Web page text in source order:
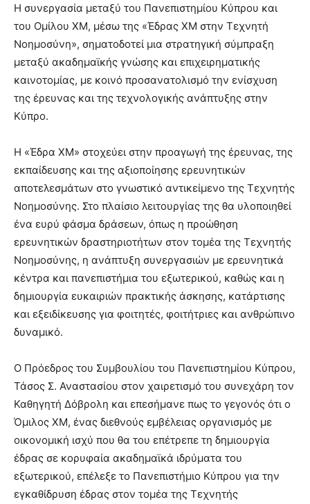
Η συνεργασία μεταξύ του Πανεπιστημίου Κύπρου και
του Ομίλου XM, μέσω της «Έδρας ΧΜ στην Τεχνητή
Νοημοσύνη», σηματοδοτεί μια στρατηγική σύμπραξη
μεταξύ ακαδημαϊκής γνώσης και επιχειρηματικής
καινοτομίας, με κοινό προσανατολισμό την ενίσχυση
της έρευνας και της τεχνολογικής ανάπτυξης στην
Κύπρο.
Η «Έδρα ΧΜ» στοχεύει στην προαγωγή της έρευνας, της
εκπαίδευσης και της αξιοποίησης ερευνητικών
αποτελεσμάτων στο γνωστικό αντικείμενο της Τεχνητής
Νοημοσύνης. Στο πλαίσιο λειτουργίας της θα υλοποιηθεί
ένα ευρύ φάσμα δράσεων, όπως η προώθηση
ερευνητικών δραστηριοτήτων στον τομέα της Τεχνητής
Νοημοσύνης, η ανάπτυξη συνεργασιών με ερευνητικά
κέντρα και πανεπιστήμια του εξωτερικού, καθώς και η
δημιουργία ευκαιριών πρακτικής άσκησης, κατάρτισης
και εξειδίκευσης για φοιτητές, φοιτήτριες και ανθρώπινο
δυναμικό.
Ο Πρόεδρος του Συμβουλίου του Πανεπιστημίου Κύπρου,
Τάσος Σ. Αναστασίου στον χαιρετισμό του συνεχάρη τον
Καθηγητή Δόβρολη και επεσήμανε πως το γεγονός ότι ο
Όμιλος ΧΜ, ένας διεθνούς εμβέλειας οργανισμός με
οικονομική ισχύ που θα του επέτρεπε τη δημιουργία
έδρας σε κορυφαία ακαδημαϊκά ιδρύματα του
εξωτερικού, επέλεξε το Πανεπιστήμιο Κύπρου για την
εγκαθίδρυση έδρας στον τομέα της Τεχνητής